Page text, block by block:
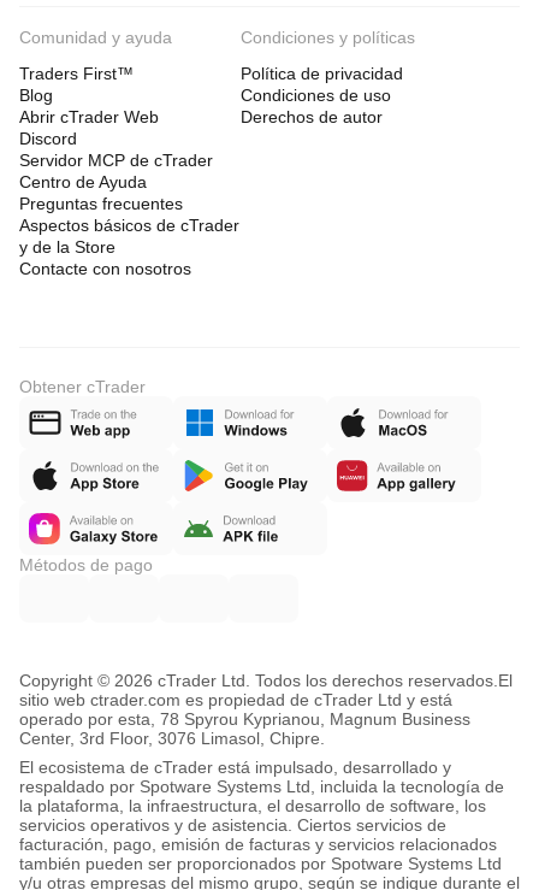
Comunidad y ayuda
Traders First™
Blog
Abrir cTrader Web
Discord
Servidor MCP de cTrader
Centro de Ayuda
Preguntas frecuentes
Aspectos básicos de cTrader
y de la Store
Contacte con nosotros
Condiciones y políticas
Política de privacidad
Condiciones de uso
Derechos de autor
Obtener cTrader
Métodos de pago
Copyright © 2026 cTrader Ltd. Todos los derechos reservados. El
sitio web ctrader.com es propiedad de cTrader Ltd y está
operado por esta, 78 Spyrou Kyprianou, Magnum Business
Center, 3rd Floor, 3076 Limasol, Chipre.
El ecosistema de cTrader está impulsado, desarrollado y
respaldado por Spotware Systems Ltd, incluida la tecnología de
la plataforma, la infraestructura, el desarrollo de software, los
servicios operativos y de asistencia. Ciertos servicios de
facturación, pago, emisión de facturas y servicios relacionados
también pueden ser proporcionados por Spotware Systems Ltd
y/u otras empresas del mismo grupo, según se indique durante el